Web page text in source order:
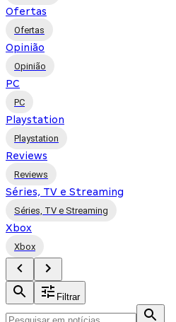
Ofertas
Ofertas
Opinião
Opinião
PC
PC
Playstation
Playstation
Reviews
Reviews
Séries, TV e Streaming
Séries, TV e Streaming
Xbox
Xbox
Filtrar